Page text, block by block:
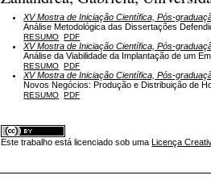
XV Mostra de Iniciação Científica, Pós-
Análise Metodológica das Dissertações
RESUMO PDF
XV Mostra de Iniciação Científica, Pós-
Análise da Viabilidade da Implantação de um
RESUMO PDF
XV Mostra de Iniciação Científica, Pós-
Novos Negócios: Produção e Distribuição de
RESUMO PDF
Este trabalho está licenciado sob uma Licença